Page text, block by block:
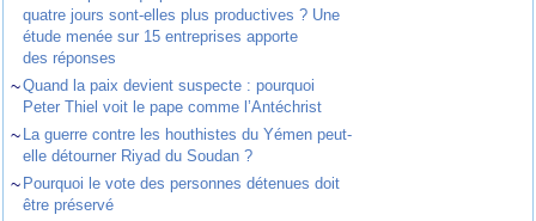
quatre jours sont-elles plus productives ? Une
étude menée sur 15 entreprises apporte
des réponses
~Quand la paix devient suspecte : pourquoi
Peter Thiel voit le pape comme l’Antéchrist
~ La guerre contre les houthistes du Yémen peut-
elle détourner Riyad du Soudan ?
~ Pourquoi le vote des personnes détenues doit
être préservé